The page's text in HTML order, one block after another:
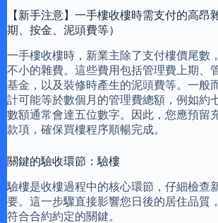
【新手注意】一手樓收樓時需支付的高昂
期、按金、泥頭費等）
一手樓收樓時，新業主除了支付樓價尾數
不小的雜費。這些費用包括管理費上期、
基金，以及裝修時產生的泥頭費等。一般
計可能等於數個月的管理費總額，例如約
數額通常會達五位數字。因此，您應預留
款項，確保買樓程序順暢完成。
關鍵的驗收環節：驗樓
驗樓是收樓過程中的核心環節，仔細檢查
要。這一步驟直接影響您日後的居住品質
符合合約約定的關鍵。